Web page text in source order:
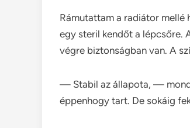
Rámutattam a radiátor
egy steril kendőt a lépcsőre.
végre biztonságban van. A
— Stabil az állapota, —
éppenhogy tart. De sokáig